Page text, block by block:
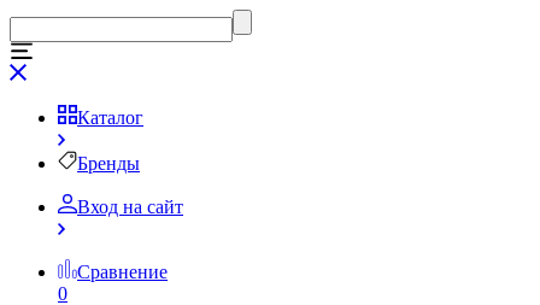
Каталог
Бренды
Вход на сайт
Сравнение
0